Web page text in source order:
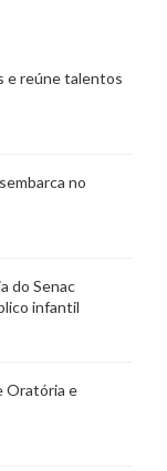
e reúne talentos
no
do Senac
infantil
Oratória e